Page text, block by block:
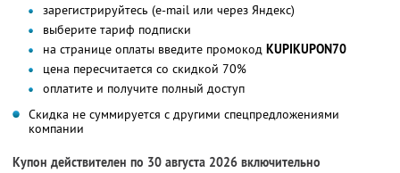
зарегистрируйтесь (e-mail или через Яндекс)
выберите тариф подписки
на странице оплаты введите промокод KUPIKUPON70
цена пересчитается со скидкой 70%
оплатите и получите полный доступ
Скидка не суммируется с другими спецпредложениями
компании
Купон действителен по 30 августа 2026 включительно